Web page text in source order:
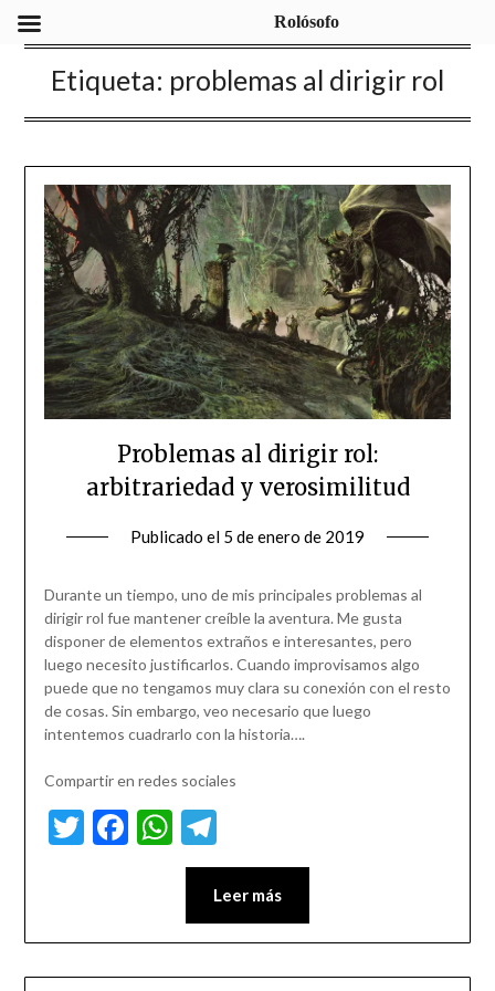
Etiqueta: problemas al dirigir rol
Problemas al dirigir rol:
arbitrariedad y verosimilitud
Publicado el 5 de enero de 2019
Durante un tiempo, uno de mis principales problemas al
dirigir rol fue mantener creíble la aventura. Me gusta
disponer de elementos extraños e interesantes, pero
luego necesito justificarlos. Cuando improvisamos algo
puede que no tengamos muy clara su conexión con el resto
de cosas. Sin embargo, veo necesario que luego
intentemos cuadrarlo con la historia….
Compartir en redes sociales
Twitter
Facebook
WhatsApp
Telegram
Leer más
Rolósofo